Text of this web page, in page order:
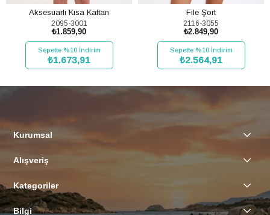
Aksesuarlı Kısa Kaftan
2095-3001
₺1.859,90
Sepette %10 İndirim
₺1.673,91
SEPETE EKLE
File Şort
2116-3055
₺2.849,90
Sepette %10 İndirim
₺2.564,91
SEPETE EKLE
Kurumsal
Alışveriş
Kategoriler
Bilgi